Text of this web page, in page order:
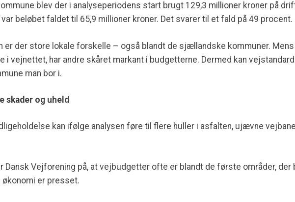
blev der i analyseperiodens start brugt 129,3 millioner kroner på
beløbet faldet til 65,9 millioner kroner. Det svarer til et fald på 49 procent.
er der store lokale forskelle – også blandt de sjællandske kommuner.
i vejnettet, har andre skåret markant i budgetterne. Dermed kan
man bor i.
skader og uheld
kan ifølge analysen føre til flere huller i asfalten, ujævne
Dansk Vejforening på, at vejbudgetter ofte er blandt de første områder, der
økonomi er presset.